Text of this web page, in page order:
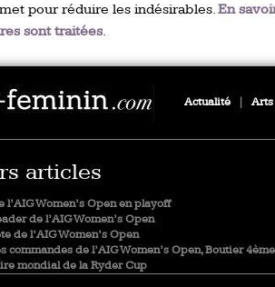
pour réduire les indésirables.En
sont traitées.
Actualité
articles
Women’s Open en playoff
de l’AIG Women’s Open
de l’AIG Women’s Open
commandes de l’AIG Women’s Open, Boutier 4ème
mondial de la Ryder Cup